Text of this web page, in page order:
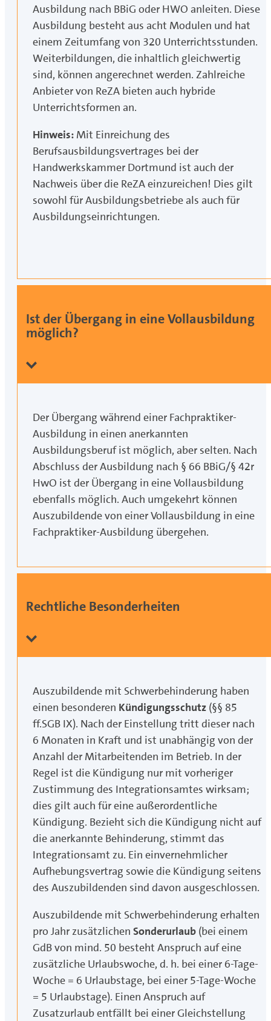
Ausbildung nach BBiG oder HWO anleiten. Diese
Ausbildung besteht aus acht Modulen und hat
einem Zeitumfang von 320 Unterrichtsstunden.
Weiterbildungen, die inhaltlich gleichwertig
sind, können angerechnet werden. Zahlreiche
Anbieter von ReZA bieten auch hybride
Unterrichtsformen an.
Hinweis: Mit Einreichung des
Berufsausbildungsvertrages bei der
Handwerkskammer Dortmund ist auch der
Nachweis über die ReZA einzureichen! Dies gilt
sowohl für Ausbildungsbetriebe als auch für
Ausbildungseinrichtungen.
Ist der Übergang in eine Vollausbildung
möglich?
Der Übergang während einer Fachpraktiker-
Ausbildung in einen anerkannten
Ausbildungsberuf ist möglich, aber selten. Nach
Abschluss der Ausbildung nach § 66 BBiG/§ 42r
HwO ist der Übergang in eine Vollausbildung
ebenfalls möglich. Auch umgekehrt können
Auszubildende von einer Vollausbildung in eine
Fachpraktiker-Ausbildung übergehen.
Rechtliche Besonderheiten
Auszubildende mit Schwerbehinderung haben
einen besonderen Kündigungsschutz (§§ 85
ff.SGB IX). Nach der Einstellung tritt dieser nach
6 Monaten in Kraft und ist unabhängig von der
Anzahl der Mitarbeitenden im Betrieb. In der
Regel ist die Kündigung nur mit vorheriger
Zustimmung des Integrationsamtes wirksam;
dies gilt auch für eine außerordentliche
Kündigung. Bezieht sich die Kündigung nicht auf
die anerkannte Behinderung, stimmt das
Integrationsamt zu. Ein einvernehmlicher
Aufhebungsvertrag sowie die Kündigung seitens
des Auszubildenden sind davon ausgeschlossen.
Auszubildende mit Schwerbehinderung erhalten
pro Jahr zusätzlichen Sonderurlaub (bei einem
GdB von mind. 50 besteht Anspruch auf eine
zusätzliche Urlaubswoche, d. h. bei einer 6-Tage-
Woche = 6 Urlaubstage, bei einer 5-Tage-Woche
= 5 Urlaubstage). Einen Anspruch auf
Zusatzurlaub entfällt bei einer Gleichstellung